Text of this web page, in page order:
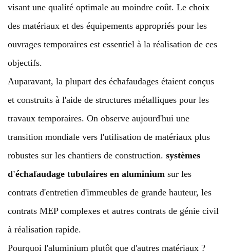
visant une qualité optimale au moindre coût. Le choix
des matériaux et des équipements appropriés pour les
ouvrages temporaires est essentiel à la réalisation de ces
objectifs.
Auparavant, la plupart des échafaudages étaient conçus
et construits à l'aide de structures métalliques pour les
travaux temporaires. On observe aujourd'hui une
transition mondiale vers l'utilisation de matériaux plus
robustes sur les chantiers de construction. systèmes
d'échafaudage tubulaires en aluminium sur les
contrats d'entretien d'immeubles de grande hauteur, les
contrats MEP complexes et autres contrats de génie civil
à réalisation rapide.
Pourquoi l'aluminium plutôt que d'autres matériaux ?